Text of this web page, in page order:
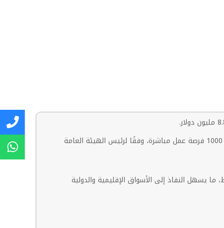
يمتد المصنع على مساحة 26 ألف متر مربع في منطقة القنطرة غرب الصناعية، ومن المقرر تخصيص 70% من إنتاجه للتصدير، مع توفير 1000 فرصة عمل مباشرة، وفقًا لرئيس الهيئة العامة
يسهل النفاذ إلى الأسواق الإقليمية والدولية